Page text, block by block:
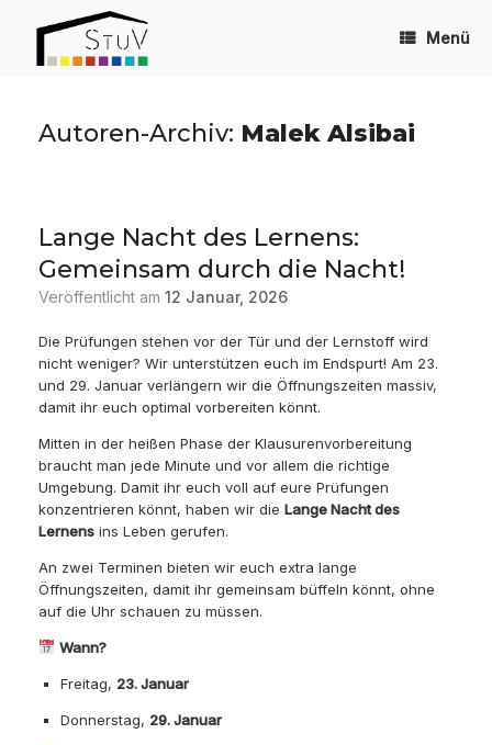
Menü
Autoren-Archiv: Malek Alsibai
Lange Nacht des Lernens:
Gemeinsam durch die Nacht!
Veröffentlicht am 12 Januar, 2026
Die Prüfungen stehen vor der Tür und der Lernstoff wird
nicht weniger? Wir unterstützen euch im Endspurt! Am 23.
und 29. Januar verlängern wir die Öffnungszeiten massiv,
damit ihr euch optimal vorbereiten könnt.
Mitten in der heißen Phase der Klausurenvorbereitung
braucht man jede Minute und vor allem die richtige
Umgebung. Damit ihr euch voll auf eure Prüfungen
konzentrieren könnt, haben wir die Lange Nacht des
Lernens ins Leben gerufen.
An zwei Terminen bieten wir euch extra lange
Öffnungszeiten, damit ihr gemeinsam büffeln könnt, ohne
auf die Uhr schauen zu müssen.
Wann?
Freitag, 23. Januar
Donnerstag, 29. Januar